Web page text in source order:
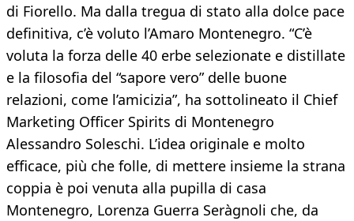
di Fiorello. Ma dalla tregua di stato alla dolce pace
definitiva, c’è voluto l’Amaro Montenegro. “C’è
voluta la forza delle 40 erbe selezionate e distillate
e la filosofia del “sapore vero” delle buone
relazioni, come l’amicizia”, ha sottolineato il Chief
Marketing Officer Spirits di Montenegro
Alessandro Soleschi. L’idea originale e molto
efficace, più che folle, di mettere insieme la strana
coppia è poi venuta alla pupilla di casa
Montenegro, Lorenza Guerra Seràgnoli che, da